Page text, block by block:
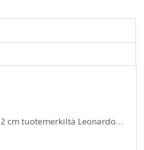
cm tuotemerkiltä Leonardo…